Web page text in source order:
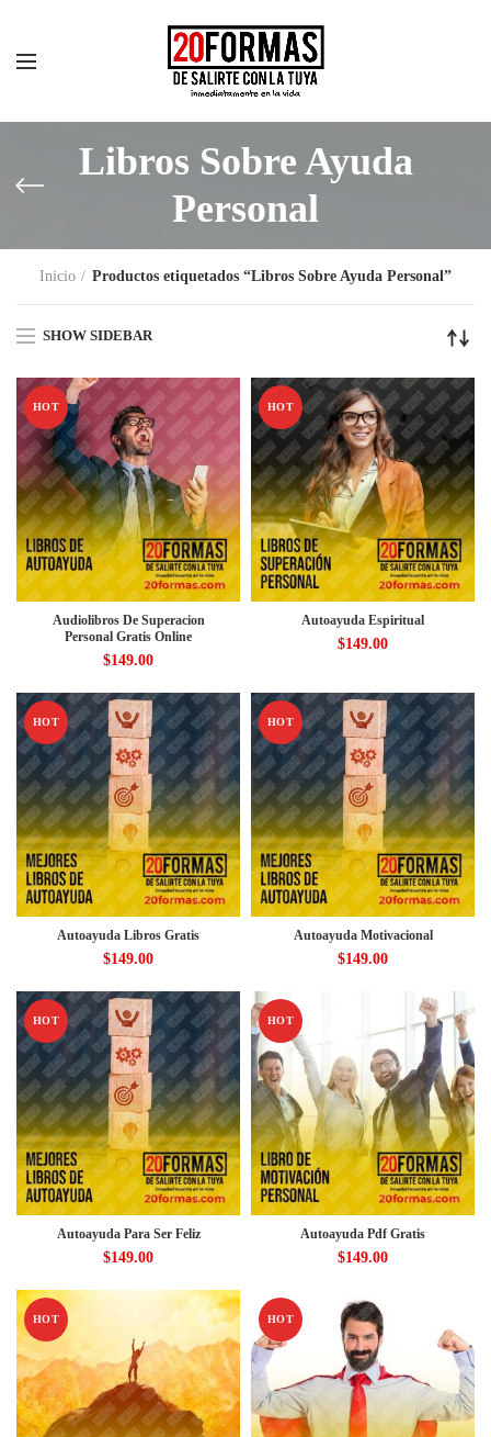
Libros Sobre Ayuda
Personal
Inicio Productos etiquetados “Libros Sobre Ayuda Personal”
SHOW SIDEBAR
HOT
Audiolibros De Superacion
Personal Gratis Online
$149.00
HOT
Autoayuda Espiritual
$149.00
HOT
Autoayuda Libros Gratis
$149.00
HOT
Autoayuda Motivacional
$149.00
HOT
Autoayuda Para Ser Feliz
$149.00
HOT
Autoayuda Pdf Gratis
$149.00
HOT HOT